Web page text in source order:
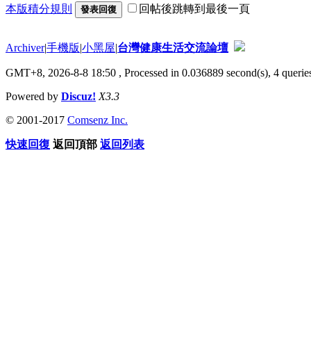
本版積分規則 發表回復 回帖後跳轉到最後一頁
Archiver|手機版|小黑屋|台灣健康生活交流論壇
GMT+8, 2026-8-8 18:50 , Processed in 0.036889 second(s), 4
Powered by Discuz! X3.3
© 2001-2017 Comsenz Inc.
快速回復 返回頂部 返回列表